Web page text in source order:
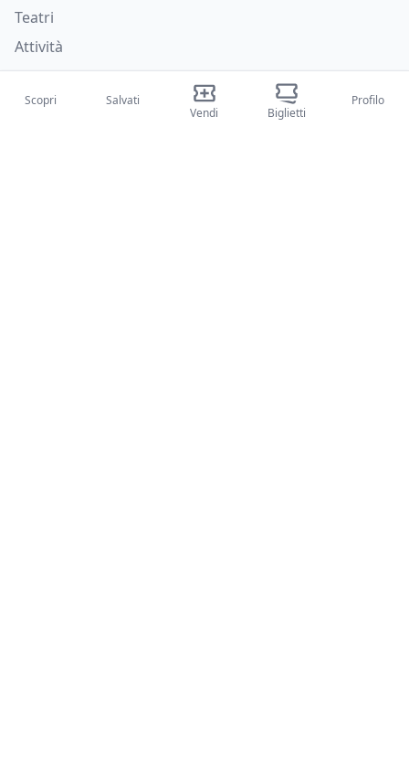
Teatri
Attività
Chi siamo
Scopri
Salvati
Vendi
Biglietti
Profilo